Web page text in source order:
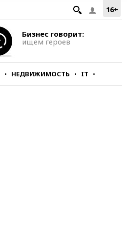
16+
Бизнес говорит:
ищем героев
НЕДВИЖИМОСТЬ IT